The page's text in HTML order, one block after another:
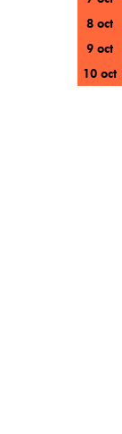
8 oct
9 oct
10 oct